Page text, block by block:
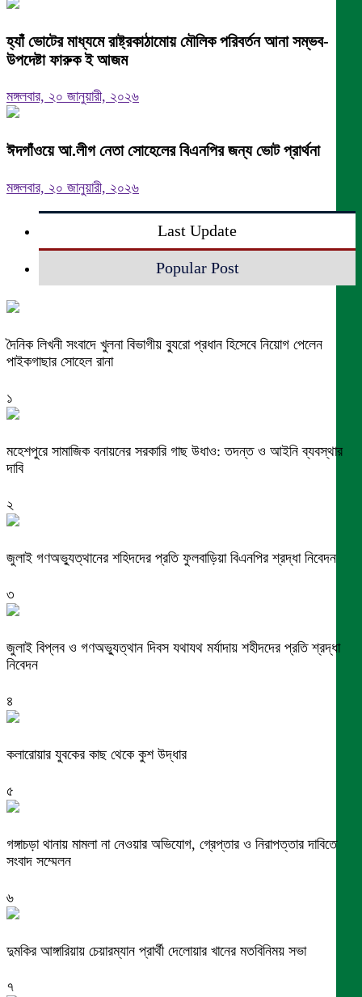
হ্যাঁ ভোটের মাধ্যমে রাষ্ট্রকাঠামোয় মৌলিক পরিবর্তন আনা সম্ভব-
উপদেষ্টা ফারুক ই আজম
মঙ্গলবার, ২০ জানুয়ারী, ২০২৬
ঈদগাঁওয়ে আ.লীগ নেতা সোহেলের বিএনপির জন্য ভোট প্রার্থনা
মঙ্গলবার, ২০ জানুয়ারী, ২০২৬
Last Update
Popular Post
দৈনিক লিখনী সংবাদে খুলনা বিভাগীয় ব্যুরো প্রধান হিসেবে নিয়োগ পেলেন
পাইকগাছার সোহেল রানা
১
মহেশপুরে সামাজিক বনায়নের সরকারি গাছ উধাও: তদন্ত ও আইনি ব্যবস্থার
দাবি
২
জুলাই গণঅভ্যুত্থানের শহিদদের প্রতি ফুলবাড়িয়া বিএনপির শ্রদ্ধা নিবেদন
৩
জুলাই বিপ্লব ও গণঅভ্যুত্থান দিবস যথাযথ মর্যাদায় শহীদদের প্রতি শ্রদ্ধা
নিবেদন
৪
কলারোয়ার যুবকের কাছ থেকে কুশ উদ্ধার
৫
গঙ্গাচড়া থানায় মামলা না নেওয়ার অভিযোগ, গ্রেপ্তার ও নিরাপত্তার দাবিতে
সংবাদ সম্মেলন
৬
দুমকির আঙ্গারিয়ায় চেয়ারম্যান প্রার্থী দেলোয়ার খানের মতবিনিময় সভা
৭